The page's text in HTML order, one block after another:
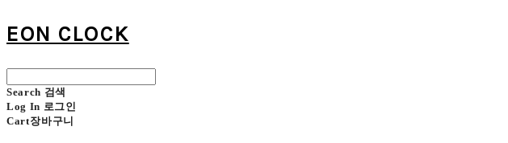
EON CLOCK
Search 검색
Log In 로그인
Cart장바구니